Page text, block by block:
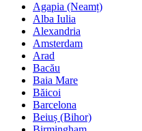
Agapia (Neamț)
Alba Iulia
Alexandria
Amsterdam
Arad
Bacău
Baia Mare
Băicoi
Barcelona
Beiuș (Bihor)